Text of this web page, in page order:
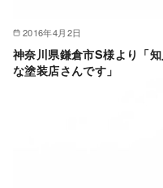
2016年4月2日
神奈川県鎌倉市S様より「
な塗装店さんです」